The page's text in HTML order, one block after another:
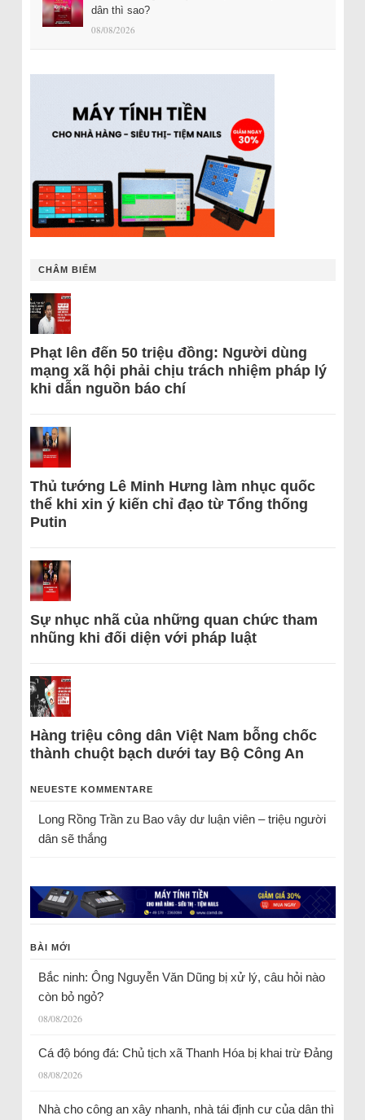
dân thì sao?
08/08/2026
CHÂM BIẾM
Phạt lên đến 50 triệu đồng: Người dùng
mạng xã hội phải chịu trách nhiệm pháp lý
khi dẫn nguồn báo chí
Thủ tướng Lê Minh Hưng làm nhục quốc
thể khi xin ý kiến chỉ đạo từ Tổng thống
Putin
Sự nhục nhã của những quan chức tham
nhũng khi đối diện với pháp luật
Hàng triệu công dân Việt Nam bỗng chốc
thành chuột bạch dưới tay Bộ Công An
NEUESTE KOMMENTARE
Long Rồng Trầnzu Bao vây dư luận viên – triệu người
dân sẽ thắng
BÀI MỚI
Bắc ninh: Ông Nguyễn Văn Dũng bị xử lý, câu hỏi nào
còn bỏ ngỏ?
08/08/2026
Cá độ bóng đá: Chủ tịch xã Thanh Hóa bị khai trừ Đảng
08/08/2026
Nhà cho công an xây nhanh, nhà tái định cư của dân thì